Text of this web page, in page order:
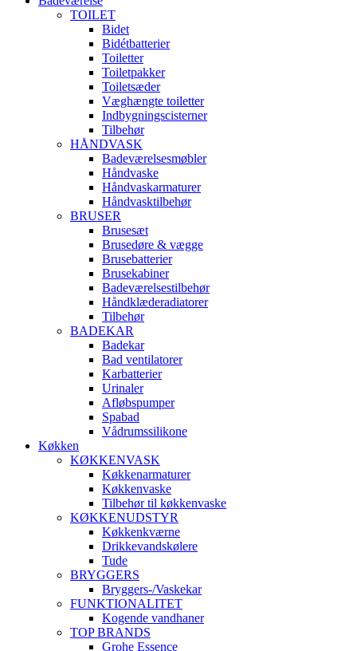
TOILET
Bidet
Bidétbatterier
Toiletter
Toiletpakker
Toiletsæder
Væghængte toiletter
Indbygningscisterner
Tilbehør
HÅNDVASK
Badeværelsesmøbler
Håndvaske
Håndvaskarmaturer
Håndvasktilbehør
BRUSER
Brusesæt
Brusedøre & vægge
Brusebatterier
Brusekabiner
Badeværelsestilbehør
Håndklæderadiatorer
Tilbehør
BADEKAR
Badekar
Bad ventilatorer
Karbatterier
Urinaler
Afløbspumper
Spabad
Vådrumssilikone
Køkken
KØKKENVASK
Køkkenarmaturer
Køkkenvaske
Tilbehør til køkkenvaske
KØKKENUDSTYR
Køkkenkværne
Drikkevandskølere
Tude
BRYGGERS
Bryggers-/Vaskekar
FUNKTIONALITET
Kogende vandhaner
TOP BRANDS
Grohe Essence